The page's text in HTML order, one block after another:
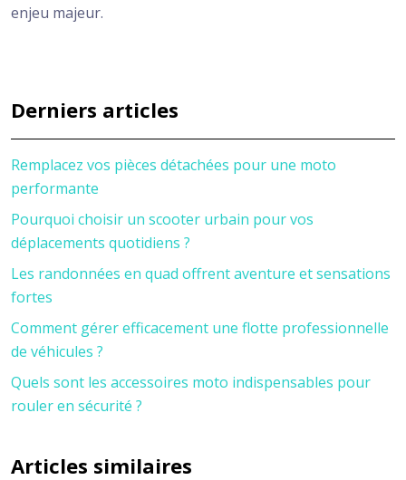
enjeu majeur.
Derniers articles
Remplacez vos pièces détachées pour une moto
performante
Pourquoi choisir un scooter urbain pour vos
déplacements quotidiens ?
Les randonnées en quad offrent aventure et sensations
fortes
Comment gérer efficacement une flotte professionnelle
de véhicules ?
Quels sont les accessoires moto indispensables pour
rouler en sécurité ?
Articles similaires